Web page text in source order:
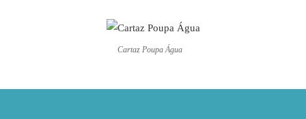
Cartaz Poupa Água